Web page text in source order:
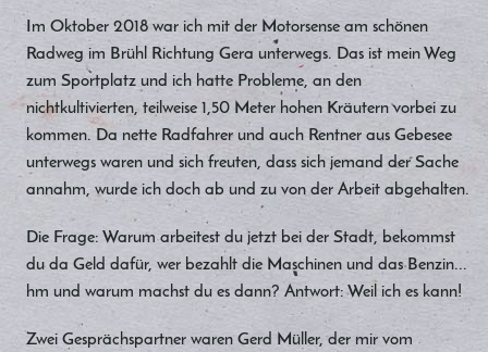
Im Oktober 2018 war ich mit der Motorsense am schönen
Radweg im Brühl Richtung Gera unterwegs. Das ist mein Weg
zum Sportplatz und ich hatte Probleme, an den
nichtkultivierten, teilweise 1,50 Meter hohen Kräutern vorbei zu
kommen. Da nette Radfahrer und auch Rentner aus Gebesee
unterwegs waren und sich freuten, dass sich jemand der Sache
annahm, wurde ich doch ab und zu von der Arbeit abgehalten.
Die Frage: Warum arbeitest du jetzt bei der Stadt, bekommst
du da Geld dafür, wer bezahlt die Maschinen und das Benzin...
hm und warum machst du es dann? Antwort: Weil ich es kann!
Zwei Gesprächspartner waren Gerd Müller, der mir vom